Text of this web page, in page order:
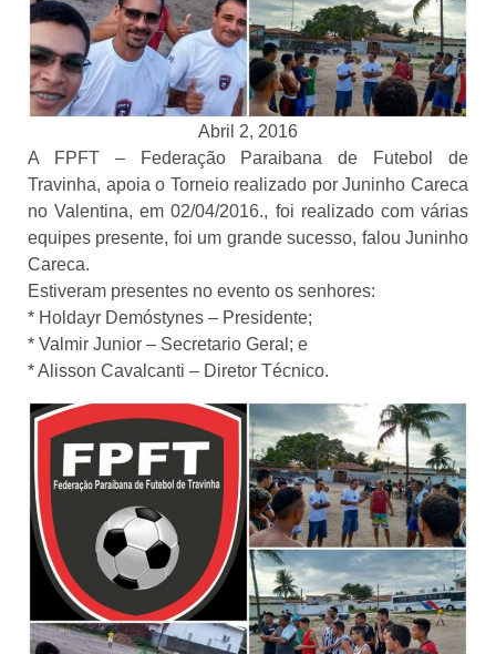
Abril 2, 2016
A FPFT – Federação Paraibana de Futebol de
Travinha, apoia o Torneio realizado por Juninho Careca
no Valentina, em 02/04/2016., foi realizado com várias
equipes presente, foi um grande sucesso, falou Juninho
Careca.
Estiveram presentes no evento os senhores:
* Holdayr Demóstynes – Presidente;
* Valmir Junior – Secretario Geral; e
* Alisson Cavalcanti – Diretor Técnico.